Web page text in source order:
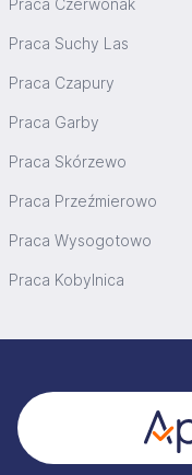
Praca Czerwonak
Praca Suchy Las
Praca Czapury
Praca Garby
Praca Skórzewo
Praca Przeźmierowo
Praca Wysogotowo
Praca Kobylnica